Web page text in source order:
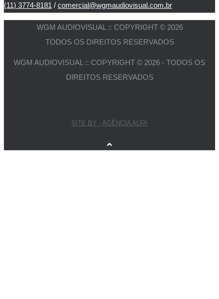
(11) 3774-8181 / comercial@wgmaudiovisual.com.br
WGM AUDIOVISUAL :: COPYRIGHT © 2026
TODOS OS DIREITOS RESERVADOS
WGM AUDIOVISUAL :: COPYRIGHT © 2026 - TODOS OS
DIREITOS RESERVADOS
SITE BY - AGÊNCIA ALFA